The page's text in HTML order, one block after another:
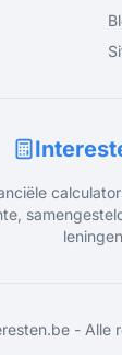
- Alle